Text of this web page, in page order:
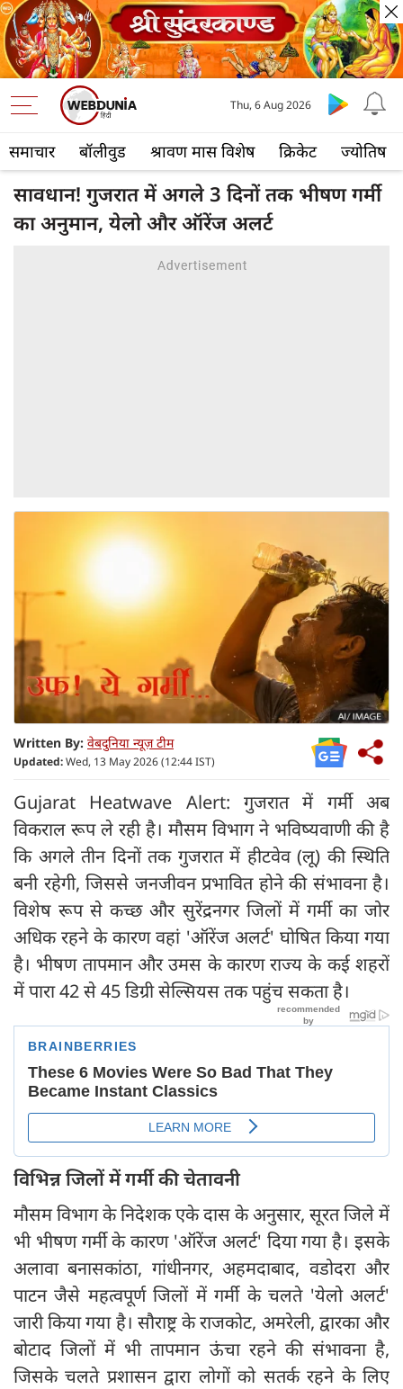
समाचार बॉलीवुड श्रावण मास विशेष क्रिकेट ज्योतिष
Thu, 6 Aug 2026
सावधान! गुजरात में अगले 3 दिनों तक भीषण गर्मी
का अनुमान, येलो और ऑरेंज अलर्ट
Written By: वेबदुनिया न्यूज़ टीम
Updated:Wed, 13 May 2026 (12:44 IST)
Gujarat Heatwave Alert: गुजरात में गर्मी अब
विकराल रूप ले रही है। मौसम विभाग ने भविष्यवाणी की है
कि अगले तीन दिनों तक गुजरात में हीटवेव (लू) की स्थिति
बनी रहेगी, जिससे जनजीवन प्रभावित होने की संभावना है।
विशेष रूप से कच्छ और सुरेंद्रनगर जिलों में गर्मी का जोर
अधिक रहने के कारण वहां 'ऑरेंज अलर्ट' घोषित किया गया
है। भीषण तापमान और उमस के कारण राज्य के कई शहरों
में पारा 42 से 45 डिग्री सेल्सियस तक पहुंच सकता है।
विभिन्न जिलों में गर्मी की चेतावनी
मौसम विभाग के निदेशक एके दास के अनुसार, सूरत जिले में
भी भीषण गर्मी के कारण 'ऑरेंज अलर्ट' दिया गया है। इसके
अलावा बनासकांठा, गांधीनगर, अहमदाबाद, वडोदरा और
पाटन जैसे महत्वपूर्ण जिलों में गर्मी के चलते 'येलो अलर्ट'
जारी किया गया है। सौराष्ट्र के राजकोट, अमरेली, द्वारका और
बोटाद जिलों में भी तापमान ऊंचा रहने की संभावना है,
जिसके चलते प्रशासन द्वारा लोगों को सतर्क रहने के लिए